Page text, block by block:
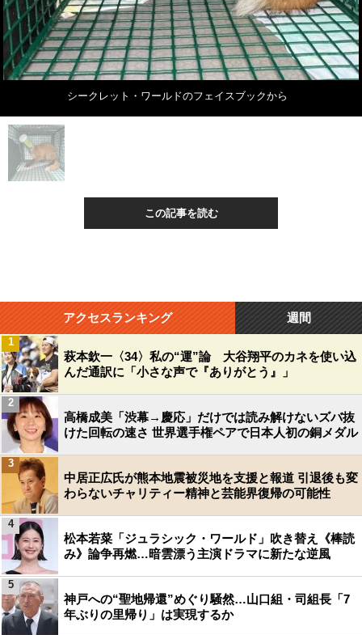
シークレット・ワールドのフェイスブックから
この記事を読む
アクセスランキング 週間
萩本欽一〈34〉私の“運”論 大谷翔平のカネを使い込
んだ通訳に「小さな声で『ありがとう』」
1
高橋成美「渋幕→慶応」だけでは読み解けないズバ抜
けた回転の速さ 世界選手権ペアで日本人初の銅メダル
2
中居正広氏が熊本地震被災地を支援と報道 引退後も変
わらないチャリティー精神と芸能界復帰の可能性
3
松本若菜「ジュラシック・ワールド」吹き替え《棒読
み》論争再燃…暗雲漂う主演ドラマに新たな逆風
4
神戸への“聖地帰還”めぐり騒然…山口組・司組長「7
年ぶりの里帰り」は実現するか
5